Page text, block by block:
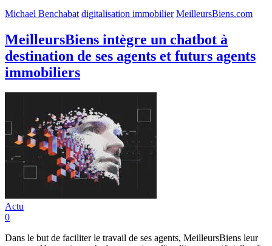
Michael Benchabat digitalisation immobilier MeilleursBiens.com
MeilleursBiens intègre un chatbot à
destination de ses agents et futurs agents
immobiliers
Actu
0
Dans le but de faciliter le travail de ses agents, MeilleursBiens leur